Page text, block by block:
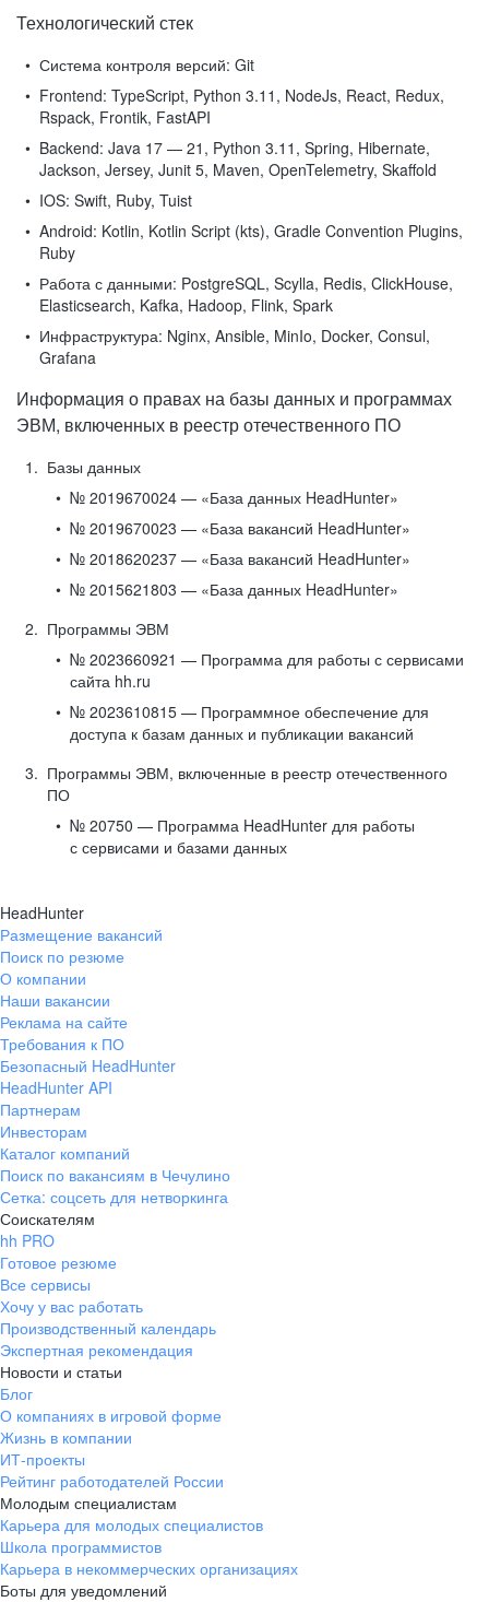
Технологический стек
Система контроля версий: Git
Frontend: TypeScript, Python 3.11, NodeJs, React, Redux,
Rspack, Frontik, FastAPI
Backend: Java 17 — 21, Python 3.11, Spring, Hibernate,
Jackson, Jersey, Junit 5, Maven, OpenTelemetry, Skaffold
IOS: Swift, Ruby, Tuist
Android: Kotlin, Kotlin Script (kts), Gradle Convention Plugins,
Ruby
Работа с данными: PostgreSQL, Scylla, Redis, ClickHouse,
Elasticsearch, Kafka, Hadoop, Flink, Spark
Инфраструктура: Nginx, Ansible, MinIo, Docker, Consul,
Grafana
Информация о правах на базы данных и программах
ЭВМ, включенных в реестр отечественного ПО
Базы данных
№ 2019670024 — «База данных HeadHunter»
№ 2019670023 — «База вакансий HeadHunter»
№ 2018620237 — «База вакансий HeadHunter»
№ 2015621803 — «База данных HeadHunter»
Программы ЭВМ
№ 2023660921 — Программа для работы с сервисами
сайта hh.ru
№ 2023610815 — Программное обеспечение для
доступа к базам данных и публикации вакансий
Программы ЭВМ, включенные в реестр отечественного
ПО
№ 20750 — Программа HeadHunter для работы
с сервисами и базами данных
HeadHunter
Размещение вакансий
Поиск по резюме
О компании
Наши вакансии
Реклама на сайте
Требования к ПО
Безопасный HeadHunter
HeadHunter API
Партнерам
Инвесторам
Каталог компаний
Поиск по вакансиям в Чечулино
Сетка: соцсеть для нетворкинга
Соискателям
hh PRO
Готовое резюме
Все сервисы
Хочу у вас работать
Производственный календарь
Экспертная рекомендация
Новости и статьи
Блог
О компаниях в игровой форме
Жизнь в компании
ИТ-проекты
Рейтинг работодателей России
Молодым специалистам
Карьера для молодых специалистов
Школа программистов
Карьера в некоммерческих организациях
Боты для уведомлений